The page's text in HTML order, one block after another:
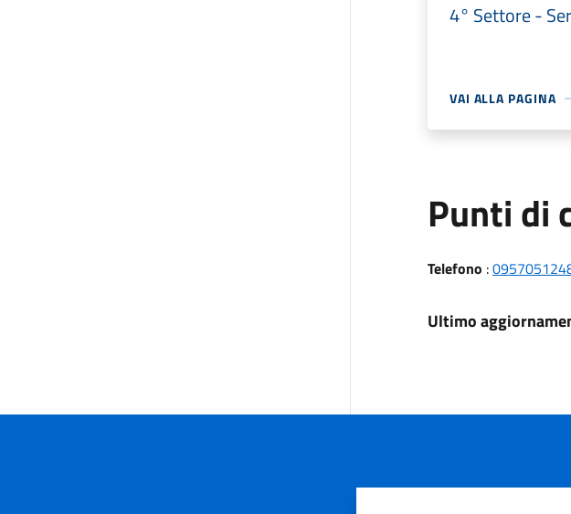
4° Settore -
VAI ALLA PAGINA
Punti di
Telefono :
Ultimo